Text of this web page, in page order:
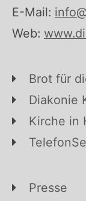
E-Mail:
Web:
Brot für
Diakonie
Kirche in
Presse